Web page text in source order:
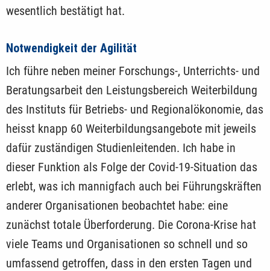
wesentlich bestätigt hat.
Notwendigkeit der Agilität
Ich führe neben meiner Forschungs-, Unterrichts- und
Beratungsarbeit den Leistungsbereich Weiterbildung
des Instituts für Betriebs- und Regionalökonomie, das
heisst knapp 60 Weiterbildungsangebote mit jeweils
dafür zuständigen Studienleitenden. Ich habe in
dieser Funktion als Folge der Covid-19-Situation das
erlebt, was ich mannigfach auch bei Führungskräften
anderer Organisationen beobachtet habe: eine
zunächst totale Überforderung. Die Corona-Krise hat
viele Teams und Organisationen so schnell und so
umfassend getroffen, dass in den ersten Tagen und